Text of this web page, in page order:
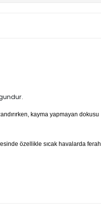
kayma yapmayan dokusu
özellikle sıcak havalarda ferah